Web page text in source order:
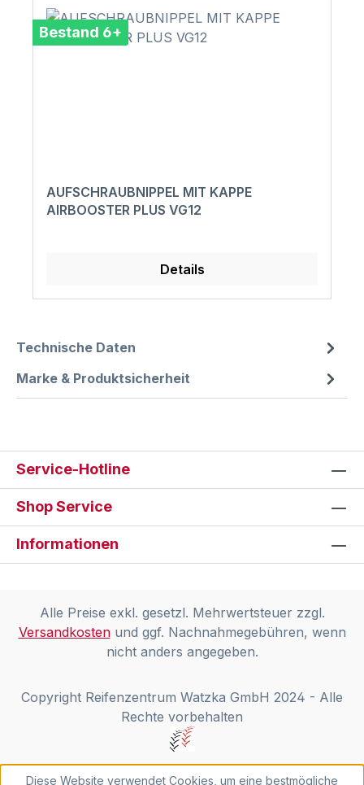
Bestand 6+
AUFSCHRAUBNIPPEL MIT KAPPE
AIRBOOSTER PLUS VG12
Details
Technische Daten
Marke & Produktsicherheit
Service-Hotline
Shop Service
Informationen
Alle Preise exkl. gesetzl. Mehrwertsteuer zzgl.
Versandkostenund ggf. Nachnahmegebühren, wenn
nicht anders angegeben.
Copyright Reifenzentrum Watzka GmbH 2024 - Alle
Rechte vorbehalten
Diese Website verwendet Cookies, um eine bestmögliche